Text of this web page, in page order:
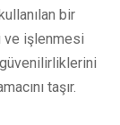
bir
ve işlenmesi
taşır.